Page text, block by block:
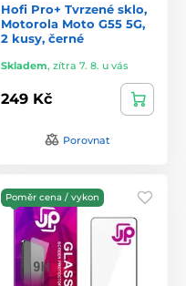
Hofi Pro+ Tvrzené sklo,
Motorola Moto G55 5G,
2 kusy, černé
Skladem, zítra 7. 8. u vás
249 Kč
Porovnat
Poměr cena / vykon